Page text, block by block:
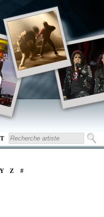
Y Z #